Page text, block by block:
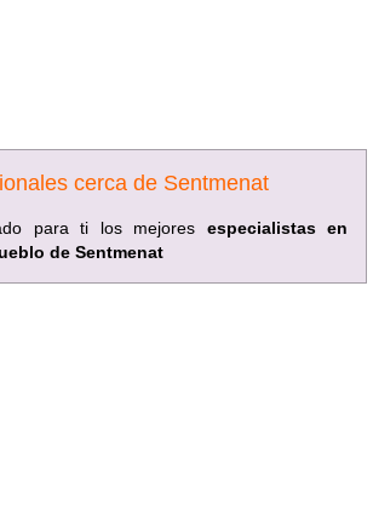
cerca de Sentmenat
para ti los mejores especialistas en
de Sentmenat